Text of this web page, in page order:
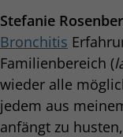
Stefanie
Bronchitis
Familienbereich (
wieder alle
jedem aus
anfängt zu